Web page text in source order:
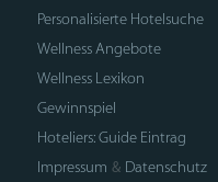
Personalisierte Hotelsuche
Wellness Angebote
Wellness Lexikon
Gewinnspiel
Hoteliers: Guide Eintrag
Impressum & Datenschutz